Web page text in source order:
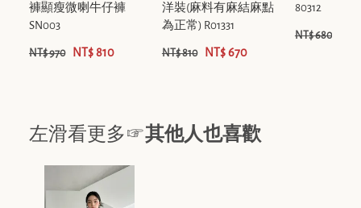
褲顯瘦微喇牛仔褲
SN003
NT$ 970 NT$ 810
洋裝(麻料有麻結麻點
為正常) R01331
NT$ 810 NT$ 670
80312
NT$ 680
左滑看更多☞其他人也喜歡